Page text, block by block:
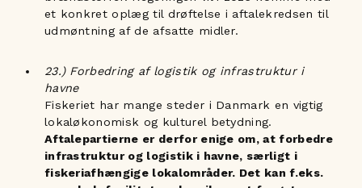
et konkret oplæg til drøftelse i aftalekredsen til
udmøntning af de afsatte midler.
23.) Forbedring af logistik og infrastruktur i
havne
Fiskeriet har mange steder i Danmark en vigtig
lokaløkonomisk og kulturel betydning.
Aftalepartierne er derfor enige om, at forbedre
infrastruktur og logistik i havne, særligt i
fiskeriafhængige lokalområder. Det kan f.eks.